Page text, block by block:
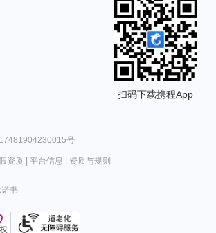
扫码下载携程App
号
资质| 平台信息 资质与规则
书